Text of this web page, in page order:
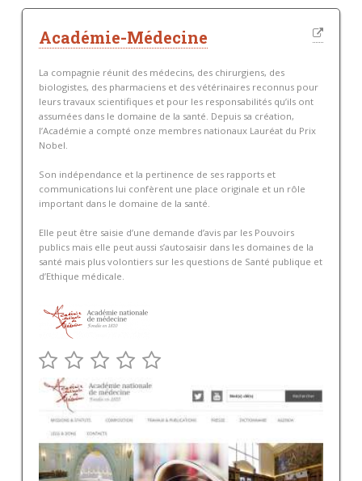
Académie-Médecine
La compagnie réunit des médecins, des chirurgiens, des
biologistes, des pharmaciens et des vétérinaires reconnus pour
leurs travaux scientifiques et pour les responsabilités qu’ils ont
assumées dans le domaine de la santé. Depuis sa création,
l’Académie a compté onze membres nationaux Lauréat du Prix
Nobel.
Son indépendance et la pertinence de ses rapports et
communications lui confèrent une place originale et un rôle
important dans le domaine de la santé.
Elle peut être saisie d’une demande d’avis par les Pouvoirs
publics mais elle peut aussi s’autosaisir dans les domaines de la
santé mais plus volontiers sur les questions de Santé publique et
d’Ethique médicale.